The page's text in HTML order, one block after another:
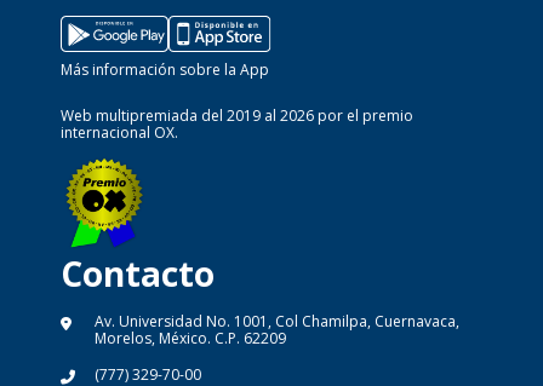
Más información sobre la App
Web multipremiada del 2019 al 2026 por el premio
internacional OX.
Contacto
Av. Universidad No. 1001, Col Chamilpa, Cuernavaca,
Morelos, México. C.P. 62209
(777) 329-70-00